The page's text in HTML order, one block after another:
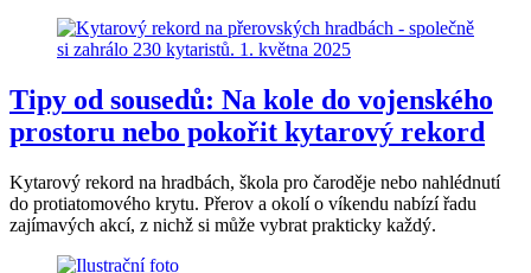
Tipy od sousedů: Na kole do vojenského
prostoru nebo pokořit kytarový rekord
Kytarový rekord na hradbách, škola pro čaroděje nebo nahlédnutí
do protiatomového krytu. Přerov a okolí o víkendu nabízí řadu
zajímavých akcí, z nichž si může vybrat prakticky každý.